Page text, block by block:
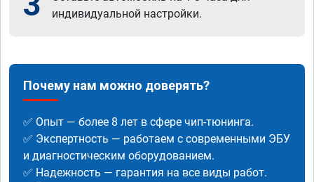
индивидуальной настройки.
Почему нам можно доверять?
✅ Опыт — более 8 лет в сфере чип-тюнинга.
✅ Экспертность — работаем с современными ЭБУ
и диагностическим оборудованием.
✅ Надежность — гарантия на все виды работ.